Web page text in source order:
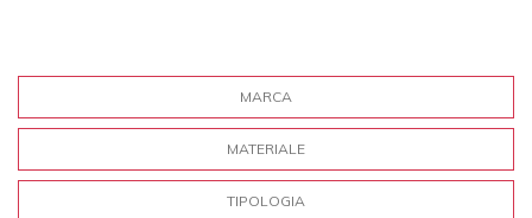
MARCA
MATERIALE
TIPOLOGIA